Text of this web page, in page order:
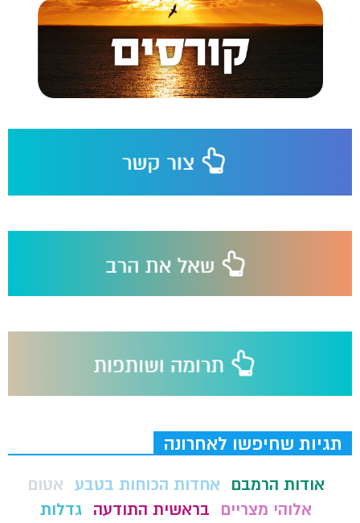
תגיות שחיפשו לאחרונה
אודות הרמבם אחדות הכוחות בטבע אטום
אלוהי מצריים
בראשית התודעה גדלות